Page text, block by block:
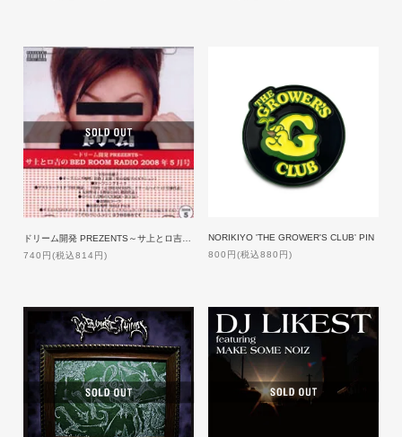
740円(税込814円)
NORIKIYO 'THE GROWER'S CLUB' PIN
800円(税込880円)